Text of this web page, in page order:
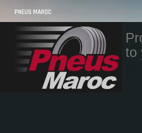
PNEUS MAROC VOS PNEUS AU MAROC LIVRÉS ET
to